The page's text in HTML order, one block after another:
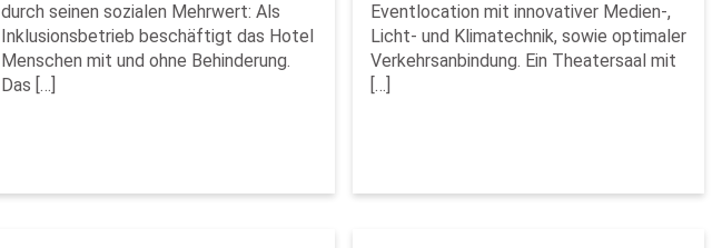
durch seinen sozialen Mehrwert: Als
Inklusionsbetrieb beschäftigt das Hotel
Menschen mit und ohne Behinderung.
Das […]
Eventlocation mit innovativer Medien-,
Licht- und Klimatechnik, sowie optimaler
Verkehrsanbindung. Ein Theatersaal mit
[…]